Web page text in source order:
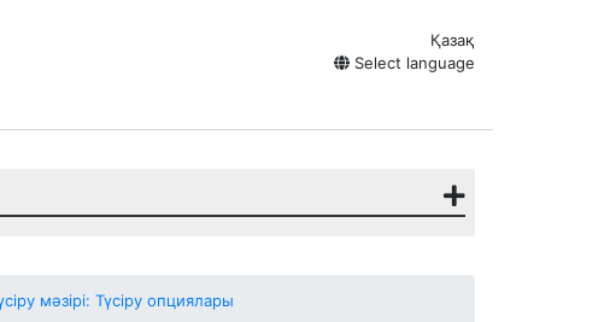
Қазақ
Select language
мәзірі: Түсіру опциялары